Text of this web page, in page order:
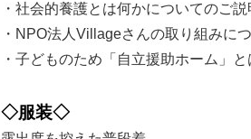
・社会的養護とは何かについてのご説
・NPO法人Villageさんの取り組みに
・子どものため「自立援助ホーム」と
◇服装◇